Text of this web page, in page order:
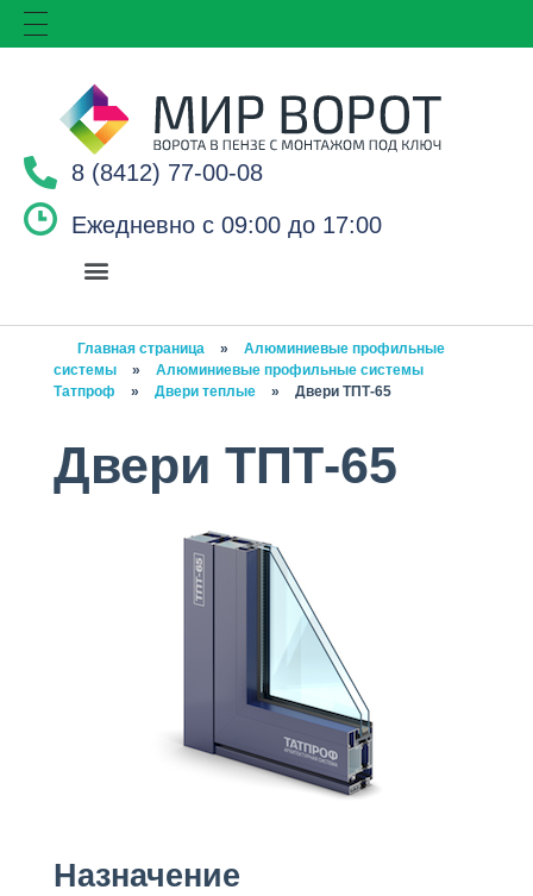
8 (8412) 77-00-08
Ежедневно с 09:00 до 17:00
Главная страница »
Алюминиевые профильные
системы
»
Алюминиевые профильные системы
Татпроф
» Двери теплые » Двери ТПТ-65
Двери ТПТ-65
Назначение